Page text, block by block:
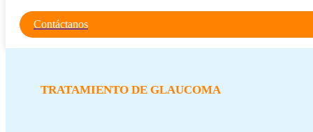
Contáctanos
TRATAMIENTO DE GLAUCOMA